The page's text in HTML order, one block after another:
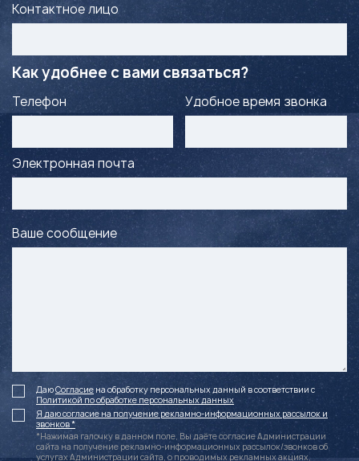
Контактное лицо
Как удобнее с вами связаться?
Телефон Удобное время звонка
Электронная почта
Ваше сообщение
ДаюСогласие на обработку персональных данный в соответствии с
Политикой по обработке персональных данных
Я даю согласие на получение рекламно-информационных рассылок и
звонков *
*Нажимая галочку в данном поле, Вы даёте согласие Администрации
сайта на получение рекламно-информационных рассылок/звонков об
услугах Администрации сайта, о проводимых рекламных акциях,